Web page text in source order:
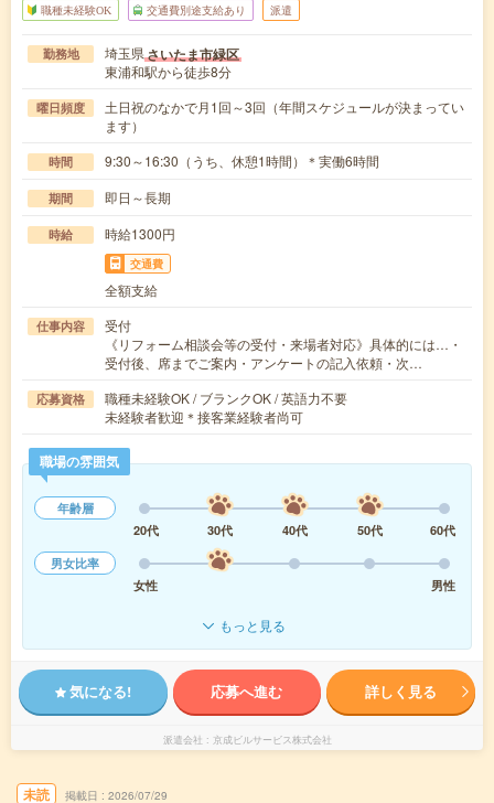
職種未経験OK 交通費別途支給あり 派遣
勤務地 埼玉県さいたま市緑区
東浦和駅から徒歩8分
曜日頻度
土日祝のなかで月1回～3回（年間スケジュールが決まってい
ます）
時間 9:30～16:30（うち、休憩1時間）＊実働6時間
期間 即日～長期
時給 時給1300円
交通費
全額支給
仕事内容
受付
《リフォーム相談会等の受付・来場者対応》具体的には…・
受付後、席までご案内・アンケートの記入依頼・次…
応募資格
職種未経験OK / ブランクOK / 英語力不要
未経験者歓迎＊接客業経験者尚可
職場の雰囲気
年齢層
20代
30代 40代 50代
60代
男女比率
女性
男性
もっと見る
気になる! 応募へ進む 詳しく見る
派遣会社 京成ビルサービス株式会社
未読 掲載日 2026/07/29